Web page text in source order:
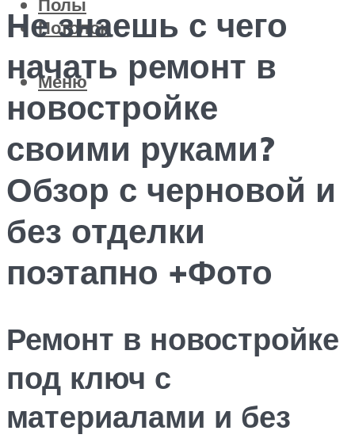
Полы
Потолок
Меню
Не знаешь с чего
начать ремонт в
новостройке
своими руками?
Обзор с черновой и
без отделки
поэтапно +Фото
Ремонт в новостройке
под ключ с
материалами и без